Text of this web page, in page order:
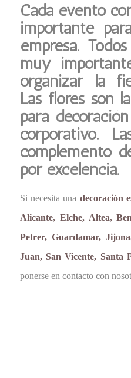
Cada evento
importante
empresa.
muy
organizar la
Las flores son
para
corporativo.
complemento
por excelencia.
Si necesita una decoración
Alicante, Elche, Altea,
Petrer, Guardamar,
Juan, San Vicente, Santa
ponerse en contacto con